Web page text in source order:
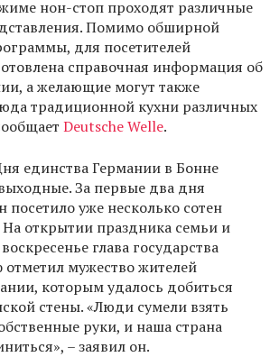
нон-стоп проходят различные
Помимо обширной
для посетителей
справочная информация об
а желающие могут также
традиционной кухни различных
Deutsche Welle.
единства Германии в Бонне
За первые два дня
посетило уже несколько сотен
На открытии праздника семьи и
глава государства
мужество жителей
которым удалось добиться
стены. «Люди сумели взять
руки, и наша страна
– заявил он.